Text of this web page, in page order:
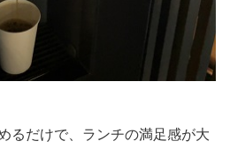
るだけで、ランチの満足感が大